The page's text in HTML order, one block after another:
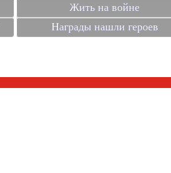
Жить на войне
Награды нашли героев